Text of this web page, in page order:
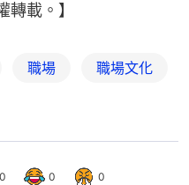
轉載。】
職場 職場文化
0 0 0